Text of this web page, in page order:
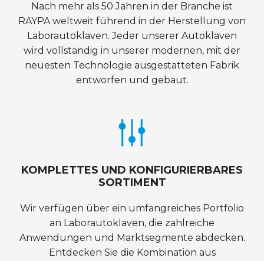
Nach mehr als 50 Jahren in der Branche ist
RAYPA weltweit führend in der Herstellung von
Laborautoklaven. Jeder unserer Autoklaven
wird vollständig in unserer modernen, mit der
neuesten Technologie ausgestatteten Fabrik
entworfen und gebaut.
KOMPLETTES UND KONFIGURIERBARES
SORTIMENT
Wir verfügen über ein umfangreiches Portfolio
an Laborautoklaven, die zahlreiche
Anwendungen und Marktsegmente abdecken.
Entdecken Sie die Kombination aus